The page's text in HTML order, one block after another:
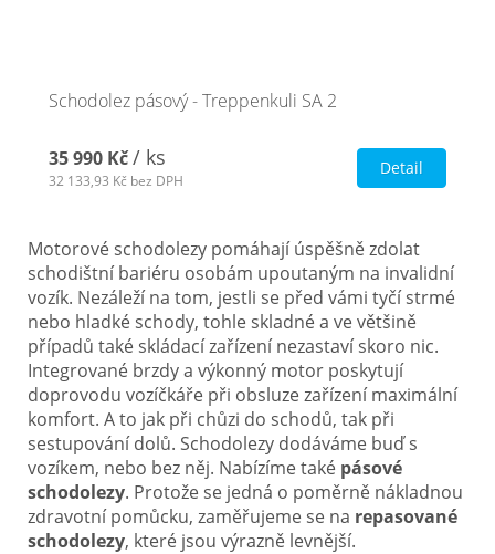
Schodolez pásový - Treppenkuli SA 2
35 990 Kč/ ks
32 133,93 Kč bez DPH
Detail
Motorové schodolezy pomáhají úspěšně zdolat
schodištní bariéru osobám upoutaným na invalidní
vozík. Nezáleží na tom, jestli se před vámi tyčí strmé
nebo hladké schody, tohle skladné a ve většině
případů také skládací zařízení nezastaví skoro nic.
Integrované brzdy a výkonný motor poskytují
doprovodu vozíčkáře při obsluze zařízení maximální
komfort. A to jak při chůzi do schodů, tak při
sestupování dolů. Schodolezy dodáváme buď s
vozíkem, nebo bez něj. Nabízíme také pásové
schodolezy. Protože se jedná o poměrně nákladnou
zdravotní pomůcku, zaměřujeme se na repasované
schodolezy, které jsou výrazně levnější.